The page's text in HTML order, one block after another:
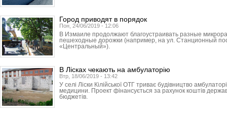
Город приводят в порядок
Пон, 24/06/2019 - 12:06
В Измаиле продолжают благоустраивать разные
пешеходные дорожки (например, на ул. Станционный
«Центральный»).
В Лісках чекають на амбулаторію
Втр, 18/06/2019 - 13:42
У селі Ліски Кілійської ОТГ триває будівництво
медицини. Проект фінансується за рахунок коштів
бюджетів.